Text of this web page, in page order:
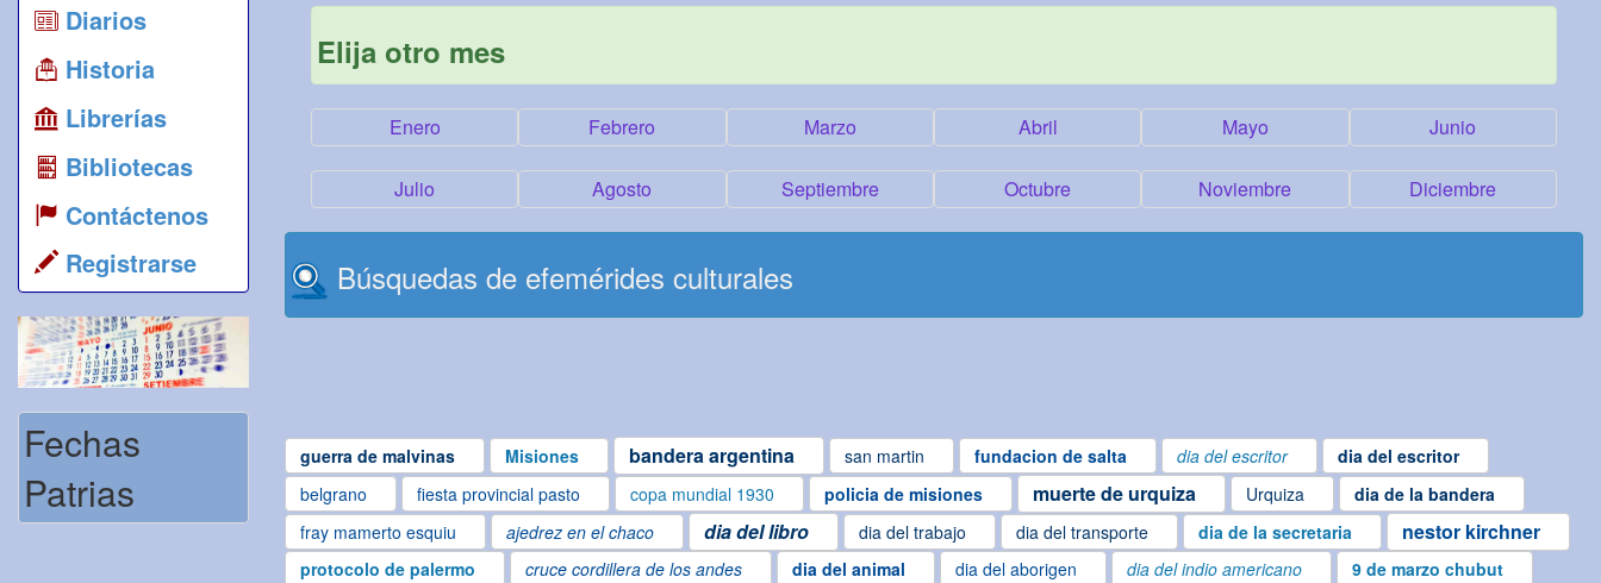
Diarios
Historia
Librerías
Bibliotecas
Contáctenos
Registrarse
Fechas
Patrias
Elija otro mes
Enero Febrero Marzo Abril Mayo Junio
Julio Agosto Septiembre Octubre Noviembre Diciembre
Búsquedas de efemérides culturales
guerra de malvinas Misiones bandera argentina san martin fundacion de salta dia del escritor
dia del escritor
belgrano
fiesta provincial pasto copa mundial 1930 policia de misiones muerte de urquiza Urquiza
dia de la bandera
fray mamerto esquiu
ajedrez en el chaco dia del libro dia del trabajo dia del transporte dia de la secretaria nestor kirchner
protocolo de palermo cruce cordillera de los andes dia del animal dia del aborigen dia del indio americano
9 de marzo chubut